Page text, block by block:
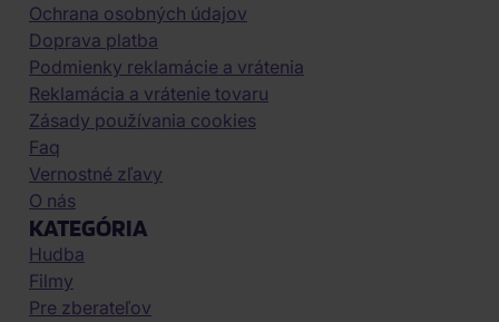
Ochrana osobných údajov
Doprava platba
Podmienky reklamácie a vrátenia
Reklamácia a vrátenie tovaru
Zásady používania cookies
Faq
Vernostné zľavy
O nás
KATEGÓRIA
Hudba
Filmy
Pre zberateľov